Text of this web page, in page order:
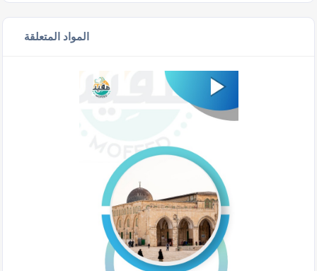
المواد المتعلقة